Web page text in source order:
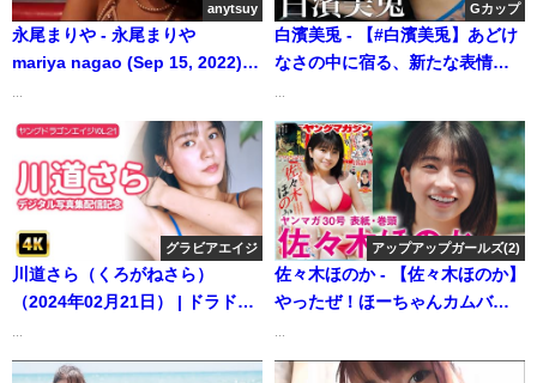
anytsuy
永尾まりや - 永尾まりや
mariya nagao (Sep 15, 2022) |
Gカップ
白濱美兎 - 【#白濱美兎】あどけ
なさの中に宿る、新たな表情を
い彼女。』好評発売中！ Miu
Shirahama (Jul 07, 2026) | 週プ
レChannel【集英社 週刊プレイ
ボーイ公式】さんより
グラビアエイジ
川道さら（くろがねさら）
（2024年02月21日） | ドラドラ
イジ公式マンガ動画CH】さんよ
アップアップガールズ(2)
佐々木ほのか - 【佐々木ほのか】
やったぜ！ほーちゃんカムバッ
年06月21日） | 講談社ヤンマガ